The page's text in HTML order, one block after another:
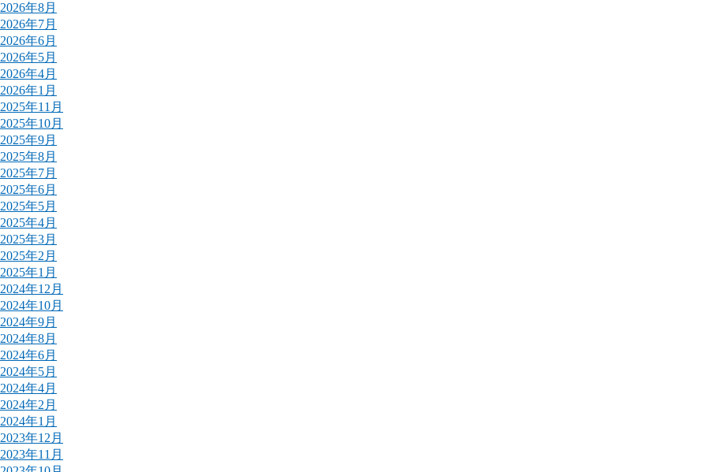
2026年8月
2026年7月
2026年6月
2026年5月
2026年4月
2026年1月
2025年11月
2025年10月
2025年9月
2025年8月
2025年7月
2025年6月
2025年5月
2025年4月
2025年3月
2025年2月
2025年1月
2024年12月
2024年10月
2024年9月
2024年8月
2024年6月
2024年5月
2024年4月
2024年2月
2024年1月
2023年12月
2023年11月